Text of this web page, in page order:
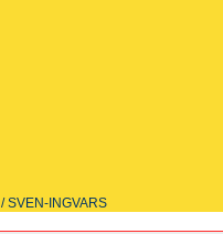
/ SVEN-INGVARS